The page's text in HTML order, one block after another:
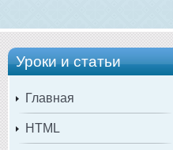
Уроки и статьи
Главная
HTML